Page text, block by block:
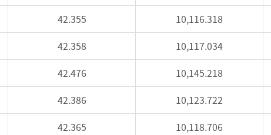
42.355 10,116.318
42.358 10,117.034
42.476 10,145.218
42.386 10,123.722
42.365 10,118.706